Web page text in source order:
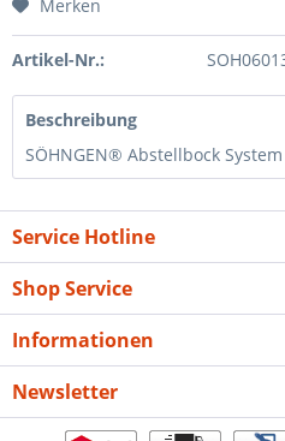
Merken
Artikel-Nr.:
Beschreibung
SÖHNGEN® Abstellbock System
Service Hotline
Shop Service
Informationen
Newsletter